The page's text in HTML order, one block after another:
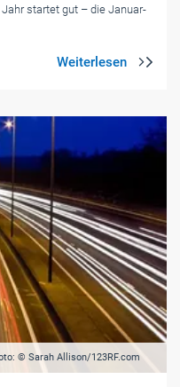
startet gut – die Januar-
© Sarah Allison/123RF.com